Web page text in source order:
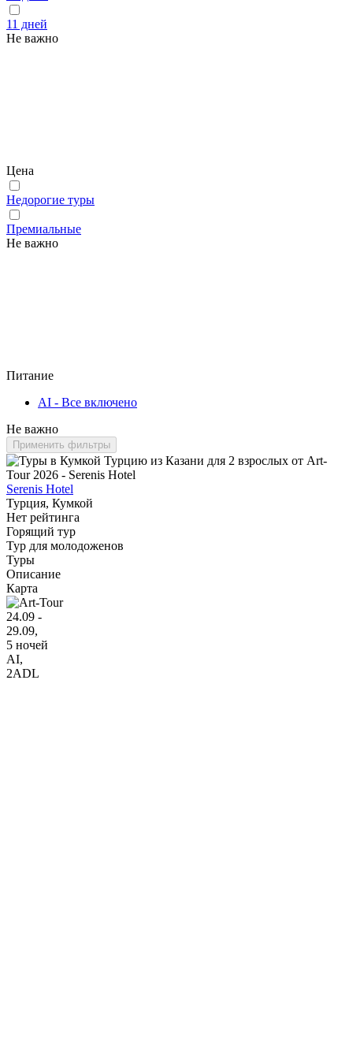
11 дней
Не важно
Цена
Недорогие туры
Премиальные
Не важно
Питание
AI - Все включено
Не важно
Применить фильтры
Serenis Hotel
Турция, Кумкой
Нет рейтинга
Горящий тур
Тур для молодоженов
Туры
Описание
Карта
24.09 -
29.09,
5 ночей
AI,
2ADL